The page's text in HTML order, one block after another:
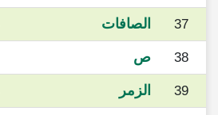
37 الصافات
38 ص
39 الزمر